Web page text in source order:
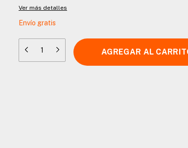
Ver más detalles
Envío gratis